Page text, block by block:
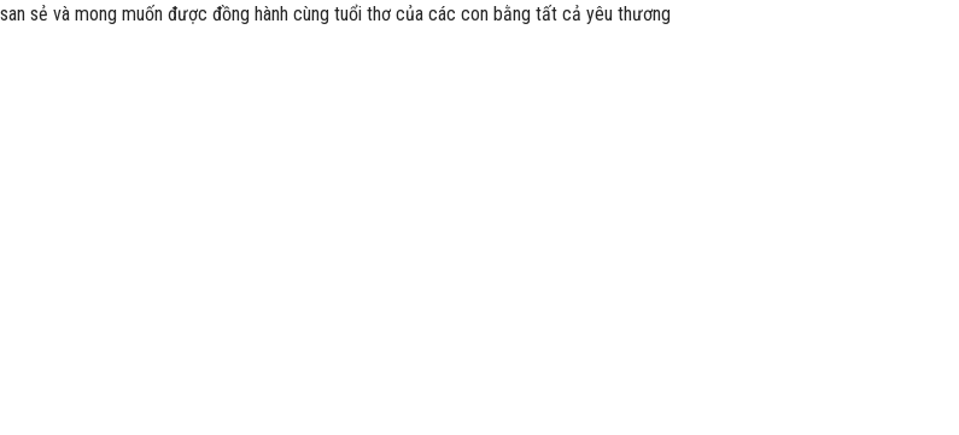
sẻ và mong muốn được đồng hành cùng tuổi thơ của các con bằng tất cả yêu thương